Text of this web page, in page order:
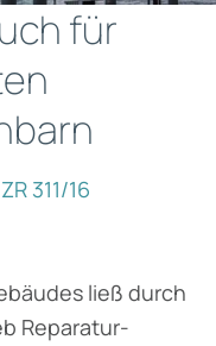
für
311/16
ließ durch
Reparatur­